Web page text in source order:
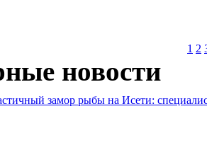
1 2
новости
замор рыбы на Исети: